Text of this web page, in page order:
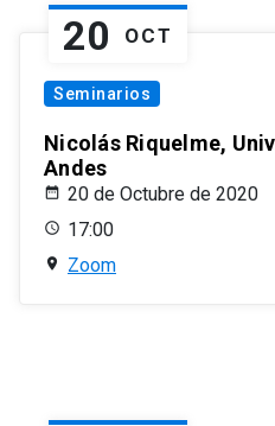
20 OCT
Seminarios
Nicolás Riquelme,
Andes
20 de Octubre de 2020
17:00
Zoom